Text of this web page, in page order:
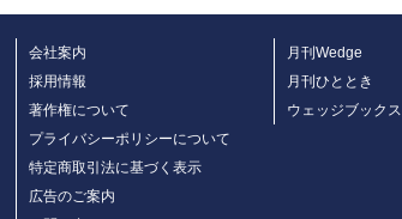
会社案内
採用情報
著作権について
プライバシーポリシーについて
特定商取引法に基づく表示
広告のご案内
月刊Wedge
月刊ひととき
ウェッジブックス